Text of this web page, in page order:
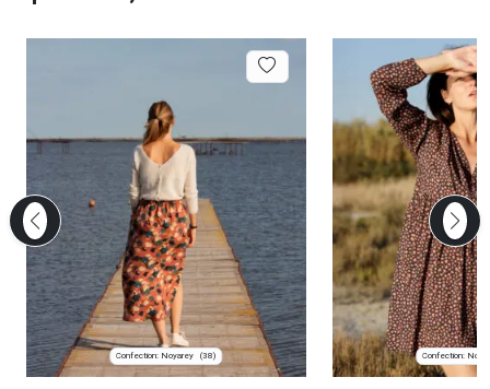
Confection: Noyarey (38) Confection: